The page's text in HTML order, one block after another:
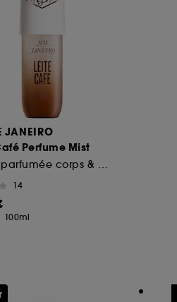
JANEIRO
Perfume Mist
14
100ml